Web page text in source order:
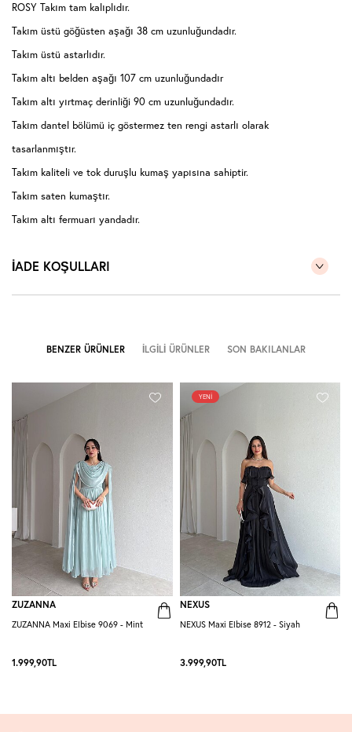
ROSY Takım tam kalıplıdır.
Takım üstü göğüsten aşağı 38 cm uzunluğundadır.
Takım üstü astarlıdır.
Takım altı belden aşağı 107 cm uzunluğundadır
Takım altı yırtmaç derinliği 90 cm uzunluğundadır.
Takım dantel bölümü iç göstermez ten rengi astarlı olarak
tasarlanmıştır.
Takım kaliteli ve tok duruşlu kumaş yapısına sahiptir.
Takım saten kumaştır.
Takım altı fermuarı yandadır.
Takım etek kısmı pileli ve şık dökümlüdür.
İADE KOŞULLARI
BENZER ÜRÜNLER İLGILI ÜRÜNLER SON BAKILANLAR
ZUZANNA
ZUZANNA Maxi Elbise 9069 - Mint
1.999,90TL
YENI
NEXUS
NEXUS Maxi Elbise 8912 - Siyah
3.999,90TL